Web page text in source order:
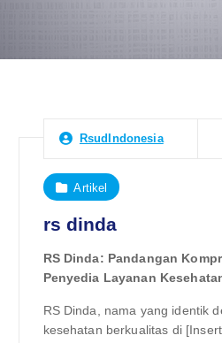
RsudIndonesia
Artikel
rs dinda
RS Dinda: Pandangan
Penyedia Layanan
RS Dinda, nama yang identik
kesehatan berkualitas di [Insert